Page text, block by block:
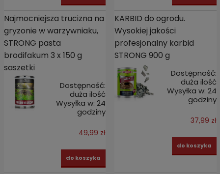
Najmocniejsza trucizna na
gryzonie w warzywniaku,
STRONG pasta
brodifakum 3 x 150 g
saszetki
Dostępność:
duża ilość
Wysyłka w: 24
godziny
49,99 zł
do koszyka
KARBID do ogrodu.
Wysokiej jakości
profesjonalny karbid
STRONG 900 g
Dostępność:
duża ilość
Wysyłka w: 24
godziny
37,99 zł
do koszyka